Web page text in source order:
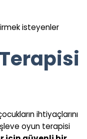
isteyenler
ihtiyaçlarını
oyun terapisi